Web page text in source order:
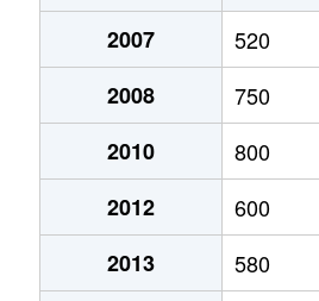
2007
520
2008
750
2010
800
2012
600
2013
580